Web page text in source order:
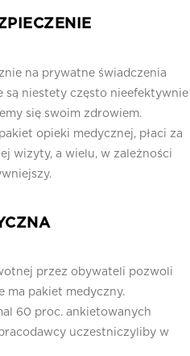
na prywatne świadczenia
są niestety często nieefektywnie
się swoim zdrowiem.
opieki medycznej, płaci za
wizyty, a wielu, w zależności
przez obywateli pozwoli
ma pakiet medyczny.
60 proc. ankietowanych
uczestniczyliby w